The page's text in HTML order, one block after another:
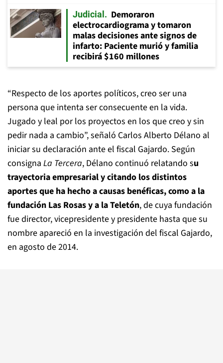
Judicial
Demoraron
electrocardiograma y tomaron
malas decisiones ante signos de
infarto: Paciente murió y familia
recibirá $160 millones
“Respecto de los aportes políticos, creo ser una
persona que intenta ser consecuente en la vida.
Jugado y leal por los proyectos en los que creo y sin
pedir nada a cambio”, señaló Carlos Alberto Délano al
iniciar su declaración ante el fiscal Gajardo. Según
consigna La Tercera, Délano continuó relatando su
trayectoria empresarial y citando los distintos
aportes que ha hecho a causas benéficas, como a la
fundación Las Rosas y a la Teletón, de cuya fundación
fue director, vicepresidente y presidente hasta que su
nombre apareció en la investigación del fiscal Gajardo,
en agosto de 2014.